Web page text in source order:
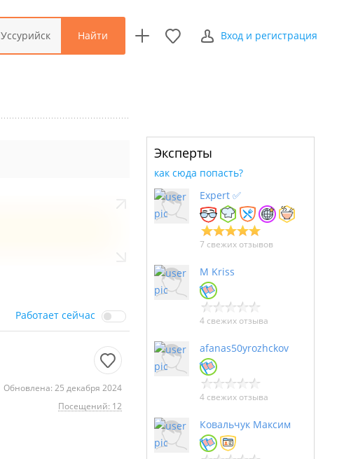
Уссурийск Найти Вход и регистрация
Работает сейчас
Обновлена: 25 декабря 2024
Посещений: 12
Эксперты
как сюда попасть?
Expert ✅
7 свежих отзывов
M Kriss
4 свежих отзыва
afanas50yrozhckov
4 свежих отзыва
Ковальчук Максим